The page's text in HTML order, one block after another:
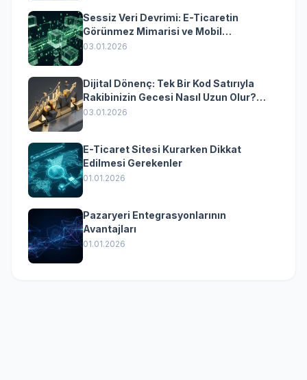
Sessiz Veri Devrimi: E-Ticaretin
Görünmez Mimarisi ve Mobil
Dönüşümün Kurumsal Anahtarı
03.01.2026
Dijital Dönenç: Tek Bir Kod Satırıyla
Rakibinizin Gecesi Nasıl Uzun Olur?
(Kurumsal Yazılımın Güçlü Rolü)
03.01.2026
E-Ticaret Sitesi Kurarken Dikkat
Edilmesi Gerekenler
01.01.2026
Pazaryeri Entegrasyonlarının
Avantajları
01.01.2026